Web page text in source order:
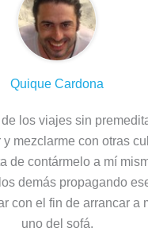
Quique Cardona
los viajes sin
y mezclarme con otras
de contármelo a mí
demás propagando
con el fin de arrancar a
uno del sofá.